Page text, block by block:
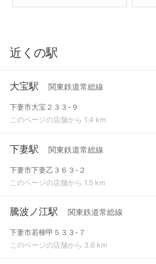
近くの駅
大宝駅 関東鉄道常総線
下妻市大宝２３３-９
このページの店舗から 1.4 km
下妻駅 関東鉄道常総線
下妻市下妻乙３６３-２
このページの店舗から 1.5 km
騰波ノ江駅 関東鉄道常総線
下妻市若柳甲５３３-７
このページの店舗から 3.6 km